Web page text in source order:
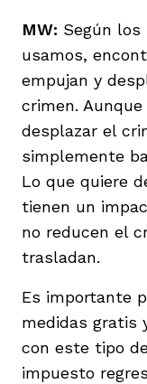
MW: Según
usamos,
empujan y
crimen.
desplazar el
simplemente
Lo que quiere
tienen un
no reducen el
trasladan.
Es importante
medidas gratis
con este tipo
impuesto